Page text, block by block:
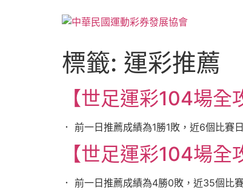
標籤: 運彩推薦
【世足運彩104場
． 前一日推薦成績為1勝1敗，近6個比
【世足運彩104場
． 前一日推薦成績為4勝0敗，近35個